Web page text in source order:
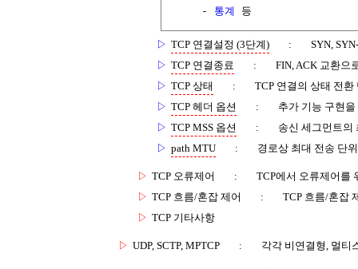
     -
통계 등
▷ TCP 연결설정 (3단계) :
SYN,
▷ TCP 연결종료 :
FIN, ACK 교환으
▷ TCP 상태 :
TCP 연결의 상태 전환
▷ TCP 헤더 옵션 :
추가 기능 구현
▷ TCP MSS 옵션 :
송신 세그먼트의
▷ path MTU : 경로상 최대 전송 단
▷ TCP 오류제어 :
TCP에서 오류제어를
▷ TCP 흐름/혼잡 제어 :
TCP 흐름/혼잡
▷ TCP 기타사항
▷ UDP, SCTP, MPTCP : 각각 비연결형, 멀티